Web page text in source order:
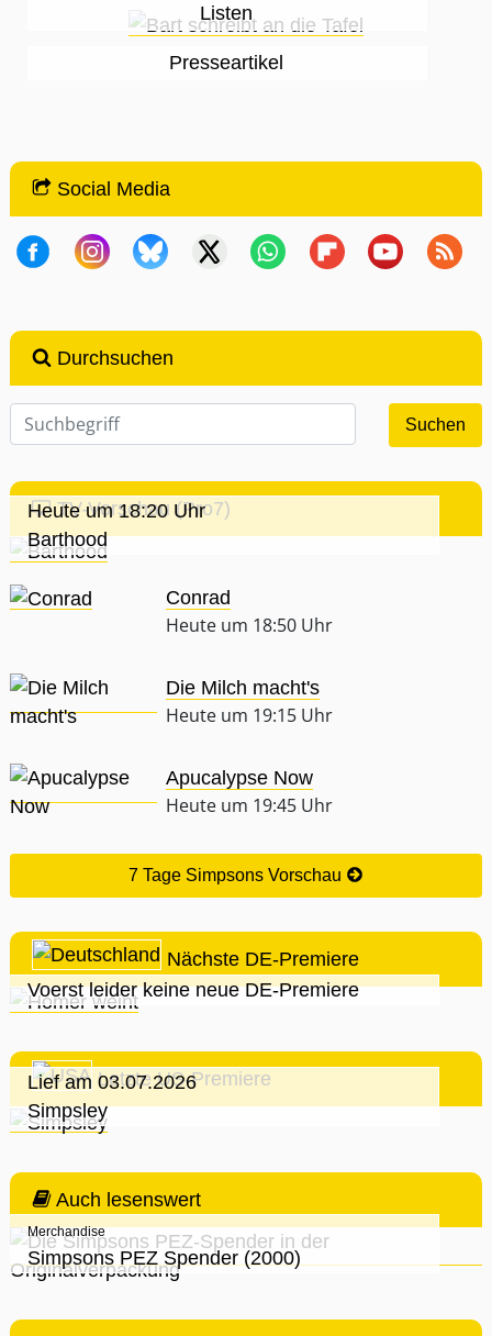
Listen
Presseartikel
Social Media
Durchsuchen
TV-Vorschau (Pro7)
Heute um 18:20 Uhr
Barthood
Conrad
Heute um 18:50 Uhr
Die Milch macht's
Heute um 19:15 Uhr
Apucalypse Now
Heute um 19:45 Uhr
7 Tage Simpsons Vorschau
Nächste DE-Premiere
Voerst leider keine neue DE-Premiere
Letzte US-Premiere
Lief am 03.07.2026
Simpsley
Auch lesenswert
Merchandise
Simpsons PEZ Spender (2000)